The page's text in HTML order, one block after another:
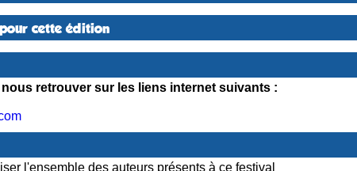
cette édition
retrouver sur les liens internet suivants :
l'ensemble des auteurs présents à ce festival